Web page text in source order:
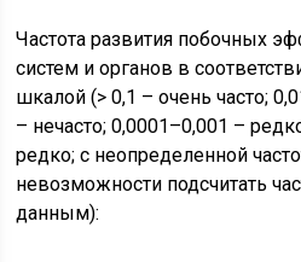
Частота развития побочных
систем и органов в
шкалой (> 0,1 – очень часто;
– нечасто; 0,0001–0,001 –
редко; с неопределенной
невозможности подсчитать
данным):